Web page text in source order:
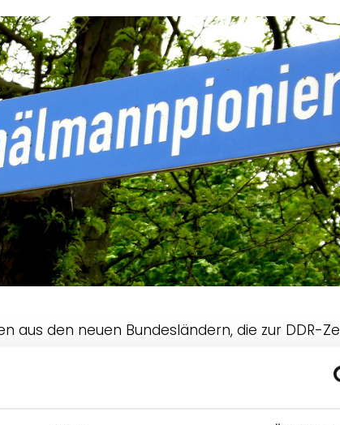
aus den neuen Bundesländern, die zur DDR-
Errungenschaften des Sozialismus, an den
Handwerksberufe oder Politiker. In den
die damaligen "Helden" verehren. Ergänzt